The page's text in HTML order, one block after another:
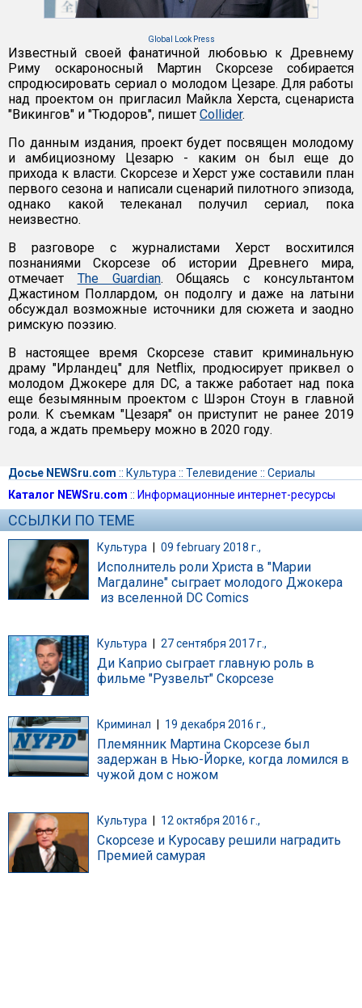
Global Look Press
Известный своей фанатичной любовью к Древнему
Риму оскароносный Мартин Скорсезе собирается
спродюсировать сериал о молодом Цезаре. Для работы
над проектом он пригласил Майкла Херста, сценариста
"Викингов" и "Тюдоров", пишет Collider.
По данным издания, проект будет посвящен молодому
и амбициозному Цезарю - каким он был еще до
прихода к власти. Скорсезе и Херст уже составили план
первого сезона и написали сценарий пилотного эпизода,
однако какой телеканал получил сериал, пока
неизвестно.
В разговоре с журналистами Херст восхитился
познаниями Скорсезе об истории Древнего мира,
отмечает The Guardian. Общаясь с консультантом
Джастином Поллардом, он подолгу и даже на латыни
обсуждал возможные источники для сюжета и заодно
римскую поэзию.
В настоящее время Скорсезе ставит криминальную
драму "Ирландец" для Netflix, продюсирует приквел о
молодом Джокере для DC, а также работает над пока
еще безымянным проектом с Шэрон Стоун в главной
роли. К съемкам "Цезаря" он приступит не ранее 2019
года, а ждать премьеру можно в 2020 году.
Досье NEWSru.com :: Культура :: Телевидение :: Сериалы
Каталог NEWSru.com :: Информационные интернет-ресурсы
ССЫЛКИ ПО ТЕМЕ
Культура | 09 february 2018 г.,
Исполнитель роли Христа в "Марии
Магдалине" сыграет молодого Джокера
из вселенной DC Comics
Культура 27 сентября 2017 г.,
Ди Каприо сыграет главную роль в
фильме "Рузвельт" Скорсезе
Криминал 19 декабря 2016 г.,
Племянник Мартина Скорсезе был
задержан в Нью-Йорке, когда ломился в
чужой дом с ножом
Культура 12 октября 2016 г.,
Скорсезе и Куросаву решили наградить
Премией самурая